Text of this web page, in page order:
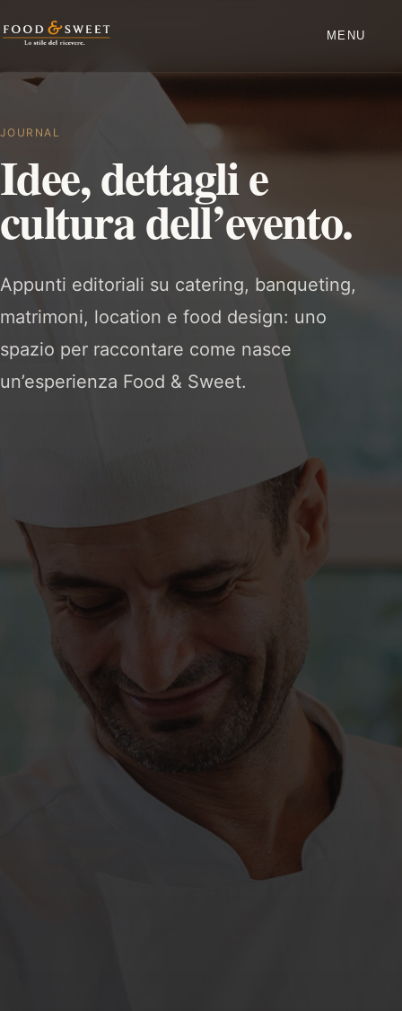
MENU
JOURNAL
Idee, dettagli e
cultura dell’evento.
Appunti editoriali su catering, banqueting,
matrimoni, location e food design: uno
spazio per raccontare come nasce
un’esperienza Food & Sweet.